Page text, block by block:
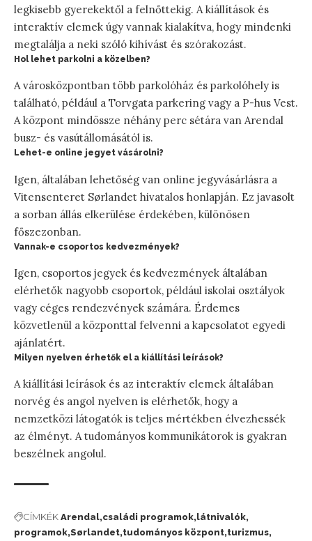
legkisebb gyerekektől a felnőttekig. A kiállítások és
interaktív elemek úgy vannak kialakítva, hogy mindenki
megtalálja a neki szóló kihívást és szórakozást.
Hol lehet parkolni a közelben?
A városközpontban több parkolóház és parkolóhely is
található, például a Torvgata parkering vagy a P-hus Vest.
A központ mindössze néhány perc sétára van Arendal
busz- és vasútállomásától is.
Lehet-e online jegyet vásárolni?
Igen, általában lehetőség van online jegyvásárlásra a
Vitensenteret Sørlandet hivatalos honlapján. Ez javasolt
a sorban állás elkerülése érdekében, különösen
főszezonban.
Vannak-e csoportos kedvezmények?
Igen, csoportos jegyek és kedvezmények általában
elérhetők nagyobb csoportok, például iskolai osztályok
vagy céges rendezvények számára. Érdemes
közvetlenül a központtal felvenni a kapcsolatot egyedi
ajánlatért.
Milyen nyelven érhetők el a kiállítási leírások?
A kiállítási leírások és az interaktív elemek általában
norvég és angol nyelven is elérhetők, hogy a
nemzetközi látogatók is teljes mértékben élvezhessék
az élményt. A tudományos kommunikátorok is gyakran
beszélnek angolul.
CÍMKÉK Arendal családi programok látnivalók
programok Sørlandet tudományos központ turizmus